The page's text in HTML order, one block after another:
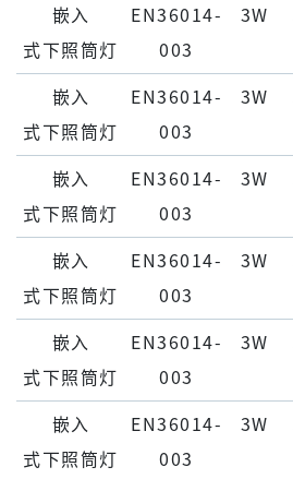
嵌⼊
式下照筒灯
EN36014-
003
3W
嵌⼊
式下照筒灯
EN36014-
003
3W
嵌⼊
式下照筒灯
EN36014-
003
3W
嵌⼊
式下照筒灯
EN36014-
003
3W
嵌⼊
式下照筒灯
EN36014-
003
3W
嵌⼊
式下照筒灯
EN36014-
003
3W